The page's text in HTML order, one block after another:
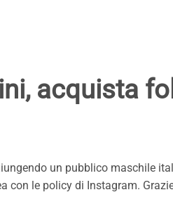
acquista
un pubblico maschile
con le policy di Instagram.